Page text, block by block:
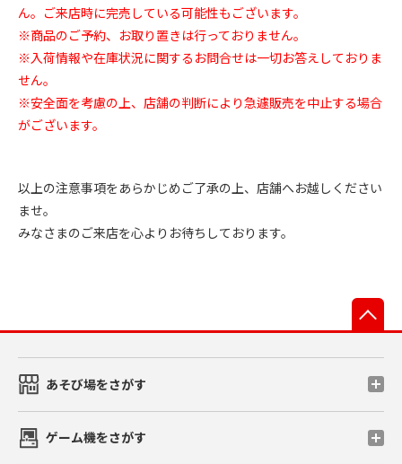
ん。ご来店時に完売している可能性もございます。
※商品のご予約、お取り置きは行っておりません。
※入荷情報や在庫状況に関するお問合せは一切お答えしておりま
せん。
※安全面を考慮の上、店舗の判断により急遽販売を中止する場合
がございます。
以上の注意事項をあらかじめご了承の上、店舗へお越しください
ませ。
みなさまのご来店を心よりお待ちしております。
あそび場をさがす
ゲーム機をさがす